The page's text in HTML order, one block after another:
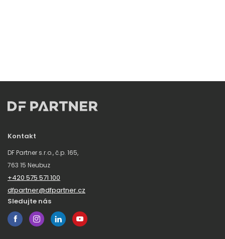
Kontakt
DF Partner s.r.o., č.p. 165,
763 15 Neubuz
+420 575 571 100
dfpartner@dfpartner.cz
Sledujte nás